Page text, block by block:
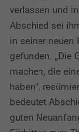
verlassen und
Abschied sei
in seiner neuen
gefunden. „Die
machen, die
haben“,
bedeutet
guten